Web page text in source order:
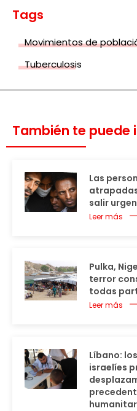
Tags
Movimientos de
Tuberculosis
También te puede
Las
salir
Leer más
Pulka,
terror
todas
Leer más
Líbano:
israelíes